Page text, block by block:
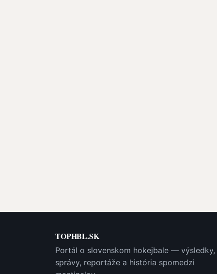
TOPHBL.SK
Portál o slovenskom hokejbale — výsledky,
správy, reportáže a história spomedzi